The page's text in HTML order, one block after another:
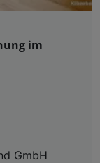
im
GmbH